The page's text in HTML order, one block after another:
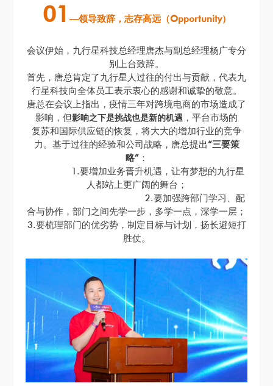
01 —领导致辞，志存高远（Opportunity）
会议伊始，九行星科技总经理唐杰与副总经理杨广专分
别上台致辞。
首先，唐总肯定了九行星人过往的付出与贡献，代表九
行星科技向全体员工表示衷心的感谢和诚挚的敬意。
唐总在会议上指出，疫情三年对跨境电商的市场造成了
影响，但影响之下是挑战也是新的机遇 ，平台市场的
复苏和国际供应链的恢复，将大大的增加行业的竞争
力。基于过往的经验和公司战略，唐总提出“三要策
略”：
1.要增加业务晋升机遇，让有梦想的九行星
人都站上更广阔的舞台；
2.要加强跨部门学习、配
合与协作，部门之间先学一步，多学一点，深学一层；
3.要梳理部门的优劣势，制定目标与计划，扬长避短打
胜仗。